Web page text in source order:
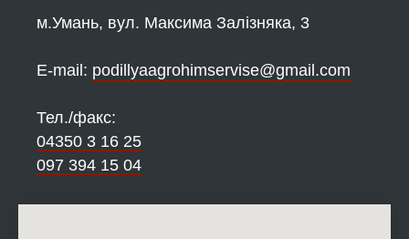
м.Умань, вул. Максима Залізняка, 3
Е-mail: podillyaagrohimservise@gmail.com
Тел./факс:
04350 3 16 25
097 394 15 04